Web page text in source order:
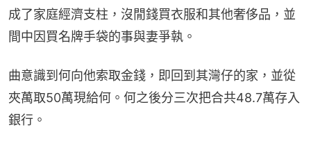
成了家庭經濟支柱，沒閒錢買衣服和其他奢侈品，並
間中因買名牌手袋的事與妻爭執。
曲意識到何向他索取金錢，即回到其灣仔的家，並從
夾萬取50萬現給何。何之後分三次把合共48.7萬存入
銀行。